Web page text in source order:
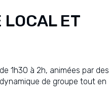
ET
1h30 à 2h, animées par des
de groupe tout en